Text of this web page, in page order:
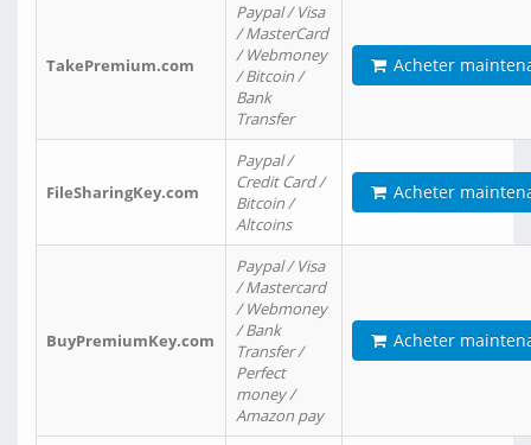
TakePremium.com
Paypal / Visa
/ MasterCard
/ Webmoney
/ Bitcoin /
Bank
Transfer
Acheter
FileSharingKey.com
Paypal /
Credit Card /
Bitcoin /
Altcoins
Acheter
BuyPremiumKey.com
Paypal / Visa
/ Mastercard
/ Webmoney
/ Bank
Transfer /
Perfect
money /
Amazon pay
Acheter